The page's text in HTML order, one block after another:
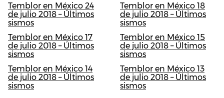
Temblor en México 24
de julio 2018 – Últimos
sismos
Temblor en México 18
de julio 2018 – Últimos
sismos
Temblor en México 17
de julio 2018 – Últimos
sismos
Temblor en México 15
de julio 2018 – Últimos
sismos
Temblor en México 14
de julio 2018 – Últimos
sismos
Temblor en México 13
de julio 2018 – Últimos
sismos